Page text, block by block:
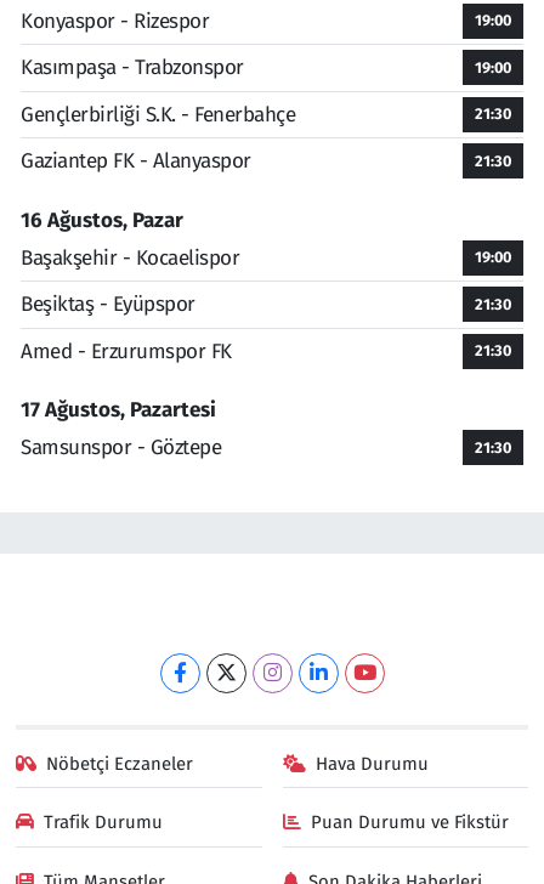
Konyaspor - Rizespor
19:00
Kasımpaşa - Trabzonspor 19:00
Gençlerbirliği S.K. - Fenerbahçe 21:30
Gaziantep FK - Alanyaspor 21:30
16 Ağustos, Pazar
Başakşehir - Kocaelispor
19:00
Beşiktaş - Eyüpspor 21:30
Amed - Erzurumspor FK 21:30
17 Ağustos, Pazartesi
Samsunspor - Göztepe
21:30
Nöbetçi Eczaneler Hava Durumu
Trafik Durumu Puan Durumu ve Fikstür